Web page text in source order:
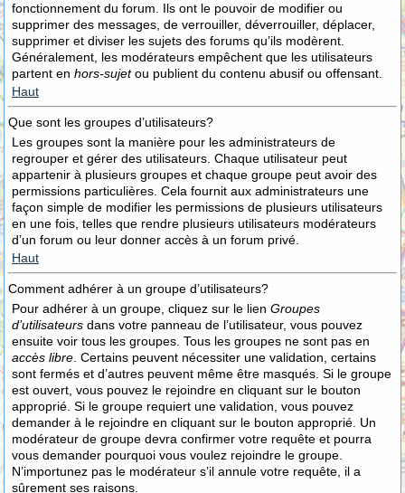
fonctionnement du forum. Ils ont le pouvoir de modifier ou
supprimer des messages, de verrouiller, déverrouiller, déplacer,
supprimer et diviser les sujets des forums qu’ils modèrent.
Généralement, les modérateurs empêchent que les utilisateurs
partent en hors-sujetou publient du contenu abusif ou offensant.
Haut
Que sont les groupes d’utilisateurs?
Les groupes sont la manière pour les administrateurs de
regrouper et gérer des utilisateurs. Chaque utilisateur peut
appartenir à plusieurs groupes et chaque groupe peut avoir des
permissions particulières. Cela fournit aux administrateurs une
façon simple de modifier les permissions de plusieurs utilisateurs
en une fois, telles que rendre plusieurs utilisateurs modérateurs
d’un forum ou leur donner accès à un forum privé.
Haut
Comment adhérer à un groupe d’utilisateurs?
Pour adhérer à un groupe, cliquez sur le lien Groupes
d’utilisateurs dans votre panneau de l’utilisateur, vous pouvez
ensuite voir tous les groupes. Tous les groupes ne sont pas en
accès libre . Certains peuvent nécessiter une validation, certains
sont fermés et d’autres peuvent même être masqués. Si le groupe
est ouvert, vous pouvez le rejoindre en cliquant sur le bouton
approprié. Si le groupe requiert une validation, vous pouvez
demander à le rejoindre en cliquant sur le bouton approprié. Un
modérateur de groupe devra confirmer votre requête et pourra
vous demander pourquoi vous voulez rejoindre le groupe.
N’importunez pas le modérateur s’il annule votre requête, il a
sûrement ses raisons.